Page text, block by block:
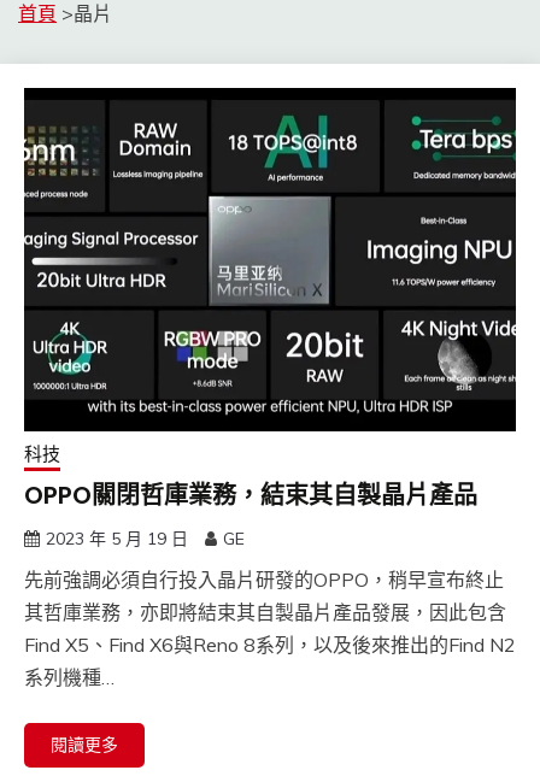
首頁 >晶片
科技
OPPO關閉哲庫業務，結束其自製晶片產品
2023 年 5 月 19 日 GE
先前強調必須自行投入晶片研發的OPPO，稍早宣布終止
其哲庫業務，亦即將結束其自製晶片產品發展，因此包含
Find X5、Find X6與Reno 8系列，以及後來推出的Find N2
系列機種…
閱讀更多